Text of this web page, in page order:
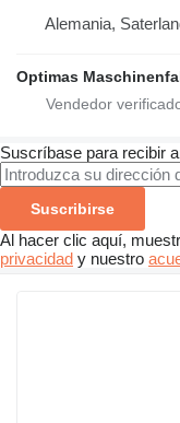
Alemania,
Optimas
Suscríbase para recibir
Suscribirse
Al hacer clic aquí,
privacidad y nuestro